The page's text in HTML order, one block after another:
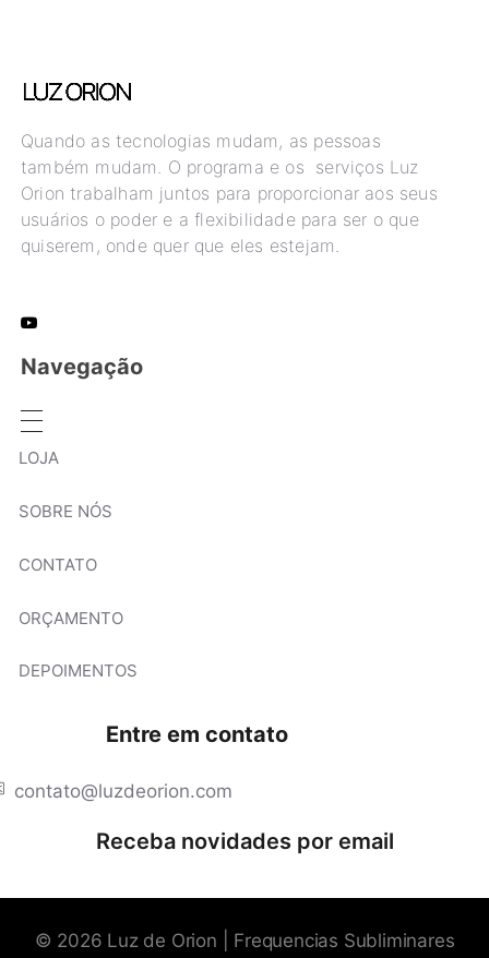
Quando as tecnologias mudam, as pessoas
também mudam. O programa e os serviços Luz
Orion trabalham juntos para proporcionar aos seus
usuários o poder e a flexibilidade para ser o que
quiserem, onde quer que eles estejam.
Navegação
LOJA
SOBRE NÓS
CONTATO
ORÇAMENTO
DEPOIMENTOS
Entre em contato
contato@luzdeorion.com
Receba novidades por email
© 2026 Luz de Orion | Frequencias Subliminares